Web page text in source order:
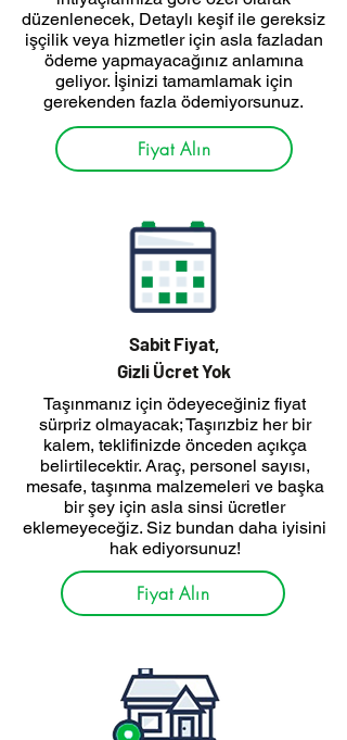
düzenlenecek, Detaylı keşif ile gereksiz
işçilik veya hizmetler için asla fazladan
ödeme yapmayacağınız anlamına
geliyor. İşinizi tamamlamak için
gerekenden fazla ödemiyorsunuz.
Fiyat Alın
Sabit Fiyat,
Gizli Ücret Yok
Taşınmanız için ödeyeceğiniz fiyat
sürpriz olmayacak; Taşırızbiz her bir
kalem, teklifinizde önceden açıkça
belirtilecektir. Araç, personel sayısı,
mesafe, taşınma malzemeleri ve başka
bir şey için asla sinsi ücretler
eklemeyeceğiz. Siz bundan daha iyisini
hak ediyorsunuz!
Fiyat Alın